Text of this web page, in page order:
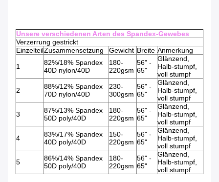
Unsere verschiedenen Arten des Spandex-Gewebes
Verzerrung gestrickt
EinzelteilZusammensetzung Gewicht Breite Anmerkung
1
82%/18% Spandex
40D nylon/40D
180-
220gsm
56" -
65"
Glänzend,
Halb-stumpf,
voll stumpf
2
88%/12% Spandex
70D nylon/40D
230-
300gsm
56" -
65"
Glänzend,
Halb-stumpf,
voll stumpf
3
87%/13% Spandex
50D poly/40D
180-
220gsm
56" -
65"
Glänzend,
Halb-stumpf,
voll stumpf
4
83%/17% Spandex
40D poly/40D
150-
220gsm
56" -
65"
Glänzend,
Halb-stumpf,
voll stumpf
5
86%/14% Spandex
50D poly/40D
180-
220gsm
56" -
65"
Glänzend,
Halb-stumpf,
voll stumpf